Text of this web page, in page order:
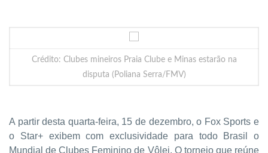
Crédito: Clubes mineiros Praia Clube e Minas estarão na
disputa (Poliana Serra/FMV)
A partir desta quarta-feira, 15 de dezembro, o Fox Sports e
o Star+ exibem com exclusividade para todo Brasil o
Mundial de Clubes Feminino de Vôlei. O torneio que reúne